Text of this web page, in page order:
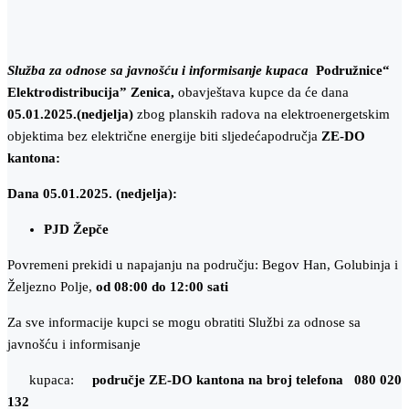
Služba za odnose sa javnošću i informisanje kupaca Podružnice“
Elektrodistribucija” Zenica, obavještava kupce da će dana
05.01.2025.(nedjelja) zbog planskih radova na elektroenergetskim
objektima bez električne energije biti sljedećapodručja ZE-DO
kantona:
Dana 05.01.2025. (nedjelja):
PJD Žepče
Povremeni prekidi u napajanju na području: Begov Han, Golubinja i
Željezno Polje, od 08:00 do 12:00 sati
Za sve informacije kupci se mogu obratiti Službi za odnose sa
javnošću i informisanje
kupaca: područje ZE-DO kantona na broj telefona 080 020
132